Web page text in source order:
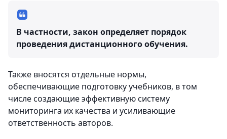
В частности, закон определяет порядок
проведения дистанционного обучения.
Также вносятся отдельные нормы,
обеспечивающие подготовку учебников, в том
числе создающие эффективную систему
мониторинга их качества и усиливающие
ответственность авторов.